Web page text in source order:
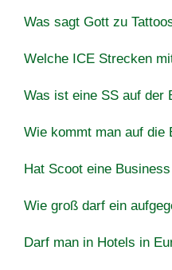
Was sagt Gott zu
Welche ICE Strecken
Was ist eine SS auf der
Wie kommt man auf die
Hat Scoot eine
Wie groß darf ein
Darf man in Hotels in